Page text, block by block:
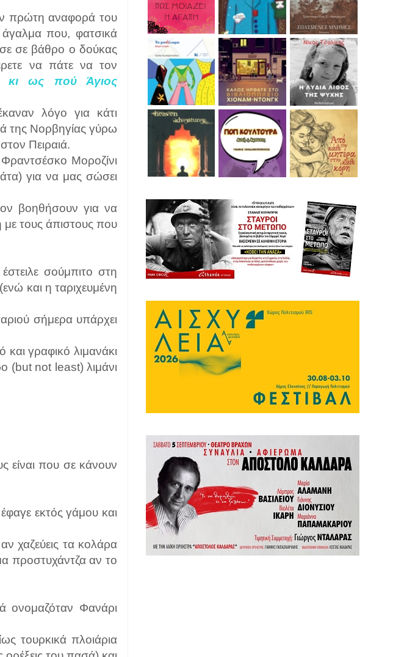
πρώτη αναφορά του
που, φατσικά
σε βάθρο ο δούκας
να πάτε να τον
ως πού Άγιος
λόγο για κάτι
της Νορβηγίας γύρω
Πειραιά.
Μοροζίνι
για να μας σώσει
βοηθήσουν για να
τους άπιστους που
σούμπιτο στη
και η ταριχευμένη
σήμερα υπάρχει
και γραφικό λιμανάκι
(but not least) λιμάνι
είναι που σε κάνουν
εκτός γάμου και
χαζεύεις τα κολάρα
προστυχάντζα αν το
ονομαζόταν Φανάρι
τουρκικά πλοιάρια